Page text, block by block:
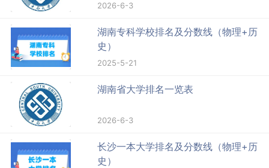
2026-6-3
湖南专科学校排名及分数线（物理+历
史）
2025-5-21
湖南省大学排名一览表
2026-6-3
长沙一本大学排名及分数线（物理+历
史）